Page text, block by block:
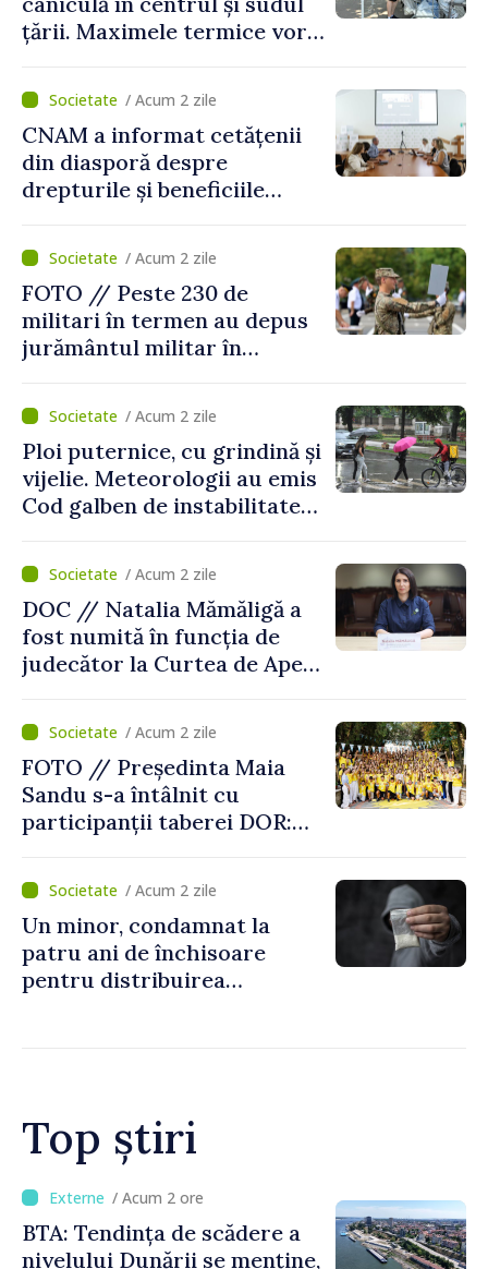
țării. Maximele termice vor
/ Acum 2 zile
CNAM a informat cetățenii
din diasporă despre
drepturile și beneficiile
/ Acum 2 zile
FOTO // Peste 230 de
militari în termen au depus
jurământul militar în
/ Acum 2 zile
Ploi puternice, cu grindină și
vijelie. Meteorologii au emis
Cod galben de instabilitate
/ Acum 2 zile
DOC // Natalia Mămăligă a
fost numită în funcția de
judecător la Curtea de Apel
/ Acum 2 zile
FOTO // Președinta Maia
Sandu s-a întâlnit cu
participanții taberei DOR:
noastră rămâne puternică”
/ Acum 2 zile
Un minor, condamnat la
patru ani de închisoare
pentru distribuirea
Top știri
/ Acum 12 minute
Energocom a asigurat
necesarul de energie